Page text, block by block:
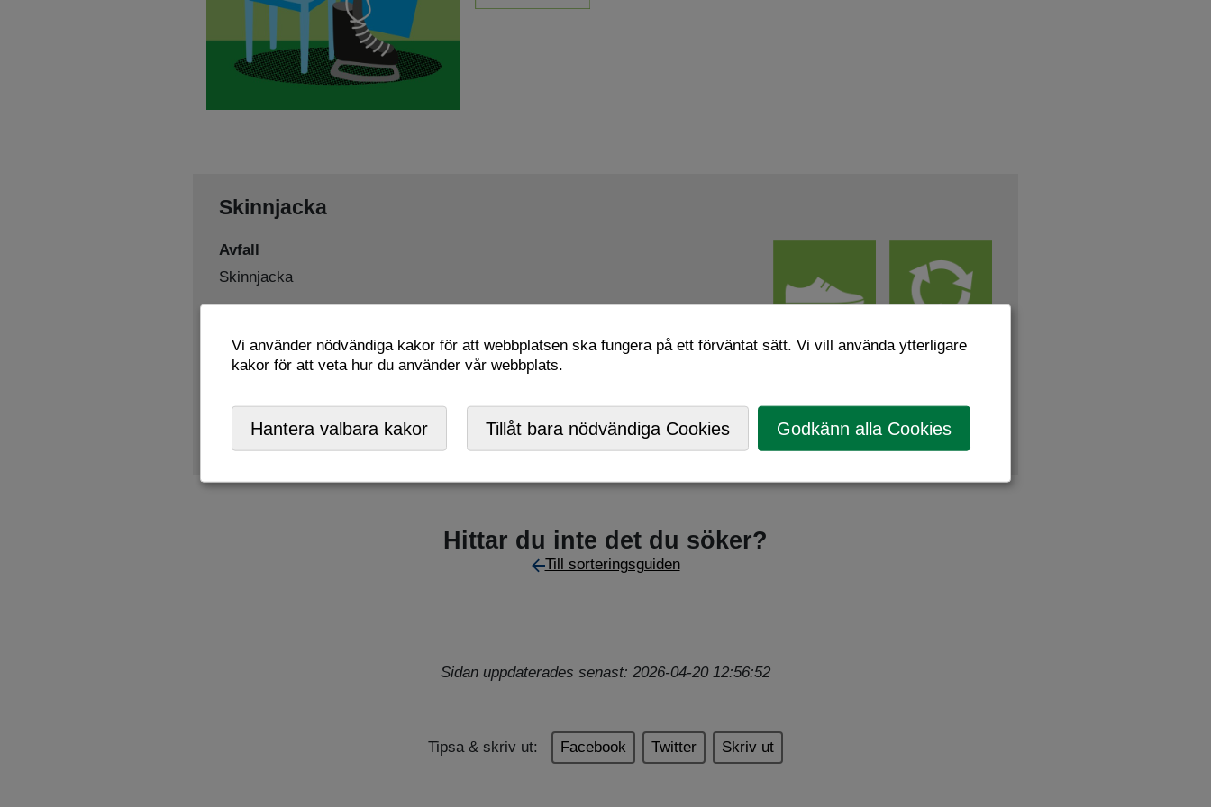
Skinnjacka
Avfall
Skinnjacka
Textil och skor ,Återbruk
Hittar du inte det du söker?
Till sorteringsguiden
Sidan uppdaterades senast: 2026-04-20 12:56:52
Tipsa & skriv ut: Facebook Twitter Skriv ut
Vi använder nödvändiga kakor för att webbplatsen ska fungera på ett förväntat sätt. Vi vill använda ytterligare
kakor för att veta hur du använder vår webbplats.
Hantera valbara kakor Tillåt bara nödvändiga Cookies Godkänn alla Cookies